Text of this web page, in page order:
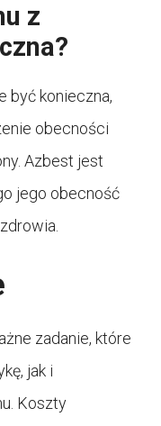
z
być konieczna,
obecności
Azbest jest
jego obecność
zadanie, które
jak i
Koszty